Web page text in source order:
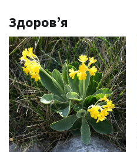
Здоров’я